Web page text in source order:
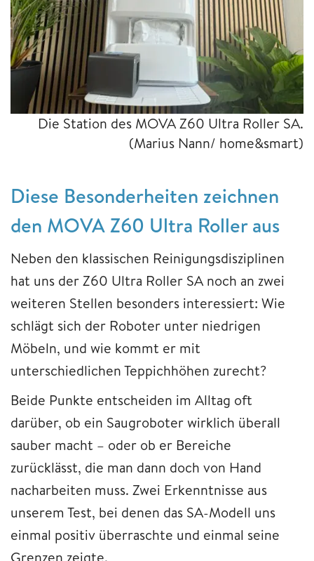
Die Station des MOVA Z60 Ultra Roller SA.
(Marius Nann/ home&smart)
Diese Besonderheiten zeichnen
den MOVA Z60 Ultra Roller aus
Neben den klassischen Reinigungsdisziplinen
hat uns der Z60 Ultra Roller SA noch an zwei
weiteren Stellen besonders interessiert: Wie
schlägt sich der Roboter unter niedrigen
Möbeln, und wie kommt er mit
unterschiedlichen Teppichhöhen zurecht?
Beide Punkte entscheiden im Alltag oft
darüber, ob ein Saugroboter wirklich überall
sauber macht – oder ob er Bereiche
zurücklässt, die man dann doch von Hand
nacharbeiten muss. Zwei Erkenntnisse aus
unserem Test, bei denen das SA-Modell uns
einmal positiv überraschte und einmal seine